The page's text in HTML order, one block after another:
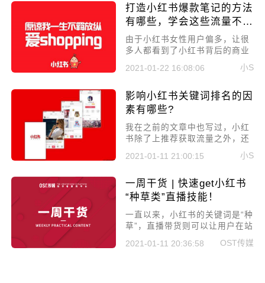
书笔记怎么才能排到前面，最新
排名规则分享!
打造小红书爆款笔记的方法
有哪些，学会这些流量不
断！
由于小红书女性用户偏多，让很
多人都看到了小红书背后的商业
量，笔记就必须要上推荐，不然
讲讲打造小红书爆款笔记的方法
有哪些，学会这些流量不断!
2021-01-22 16:08:06 小S
影响小红书关键词排名的因
素有哪些?
​我在之前的文章中也写过，小红
书除了上推荐获取流量之外，还
有搜索入口也可以获得巨大的流
量，而搜索入口靠的就是关键词
以本文就来详细讲讲影响小红书
关键词排名的因素有哪些?
2021-01-11 21:00:15 小S
一周干货 | 快速get小红书
“种草类”直播技能！
一直以来，小红书的关键词是“种
草”，直播带货则可以让用户在站
内完成种草、拔草的完整消费链
条。
2021-01-11 20:36:58 OST传媒